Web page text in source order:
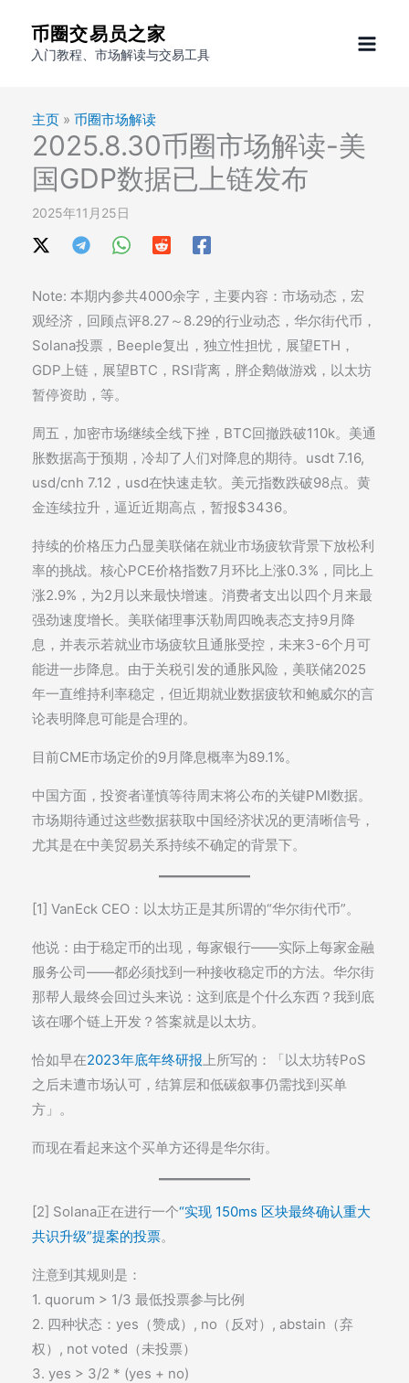
币圈交易员之家
入门教程、市场解读与交易工具
主页 » 币圈市场解读
2025.8.30币圈市场解读-美
国GDP数据已上链发布
2025年11月25日
Note: 本期内参共4000余字，主要内容：市场动态，宏
观经济，回顾点评8.27～8.29的行业动态，华尔街代币，
Solana投票，Beeple复出，独立性担忧，展望ETH，
GDP上链，展望BTC，RSI背离，胖企鹅做游戏，以太坊
暂停资助，等。
周五，加密市场继续全线下挫，BTC回撤跌破110k。美通
胀数据高于预期，冷却了人们对降息的期待。usdt 7.16,
usd/cnh 7.12，usd在快速走软。美元指数跌破98点。黄
金连续拉升，逼近近期高点，暂报$3436。
持续的价格压力凸显美联储在就业市场疲软背景下放松利
率的挑战。核心PCE价格指数7月环比上涨0.3%，同比上
涨2.9%，为2月以来最快增速。消费者支出以四个月来最
强劲速度增长。美联储理事沃勒周四晚表态支持9月降
息，并表示若就业市场疲软且通胀受控，未来3-6个月可
能进一步降息。由于关税引发的通胀风险，美联储2025
年一直维持利率稳定，但近期就业数据疲软和鲍威尔的言
论表明降息可能是合理的。
目前CME市场定价的9月降息概率为89.1%。
中国方面，投资者谨慎等待周末将公布的关键PMI数据。
市场期待通过这些数据获取中国经济状况的更清晰信号，
尤其是在中美贸易关系持续不确定的背景下。
[1] VanEck CEO：以太坊正是其所谓的“华尔街代币”。
他说：由于稳定币的出现，每家银行——实际上每家金融
服务公司——都必须找到一种接收稳定币的方法。华尔街
那帮人最终会回过头来说：这到底是个什么东西？我到底
该在哪个链上开发？答案就是以太坊。
恰如早在2023年底年终研报上所写的：「以太坊转PoS
之后未遭市场认可，结算层和低碳叙事仍需找到买单
方」。
而现在看起来这个买单方还得是华尔街。
[2] Solana正在进行一个“实现 150ms 区块最终确认重大
共识升级”提案的投票。
注意到其规则是：
1. quorum > 1/3 最低投票参与比例
2. 四种状态：yes（赞成）, no（反对）, abstain（弃
权）, not voted（未投票）
3. yes > 3/2 * (yes + no)